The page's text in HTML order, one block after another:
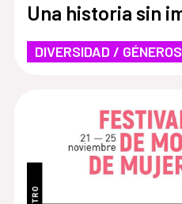
Una historia sin
DIVERSIDAD / GÉNEROS